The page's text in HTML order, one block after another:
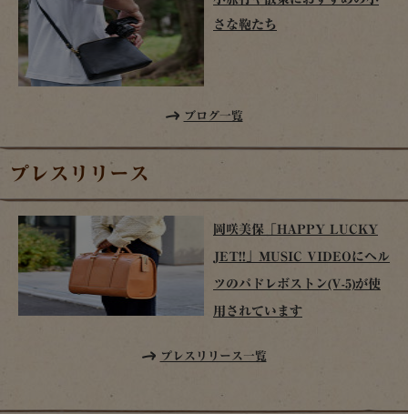
さな鞄たち
ブログ一覧
プレスリリース
岡咲美保「HAPPY LUCKY
JET!!」MUSIC VIDEOにヘル
ツのパドレボストン(V-5)が使
用されています
プレスリリース一覧